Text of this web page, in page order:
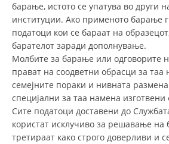
ДОГОВОРИ
ЗНАЧЕЊЕ НА СЛУЖБАТА ЗА
ФОРМУЛАРИ ЗА
ЗДРАВСТВЕНО
ПРВА ПОМОШ
КРВОДАРИТЕЛСТВО
барање, истото се упатува во други
институции. Ако применото барање
податоци кои се бараат на
барателот заради дополнување.
Молбите за барање или одговорите
прават на соодветни обрасци за таа
семејните пораки и нивната
специјални за таа намена
Сите податоци доставени до
користат исклучиво за решавање на
третираат како строго доверливи и